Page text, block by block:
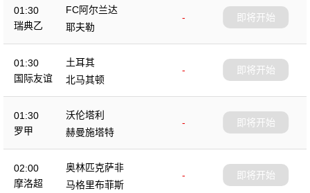
01:30
瑞典乙
FC阿尔兰达
-
耶夫勒
即将开始
01:30
国际友谊
土耳其
-
北马其顿
即将开始
01:30
罗甲
沃伦塔利
-
赫曼施塔特
即将开始
02:00
摩洛超
奥林匹克萨非
-
马格里布菲斯
即将开始